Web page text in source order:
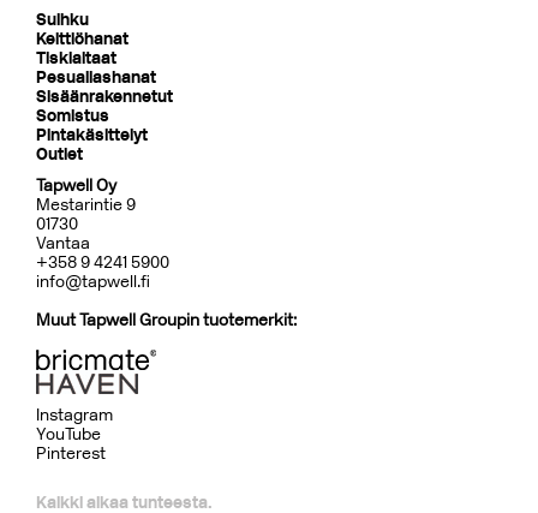
Suihku
Keittiöhanat
Tiskialtaat
Pesuallashanat
Sisäänrakennetut
Somistus
Pintakäsittelyt
Outlet
Tapwell Oy
Mestarintie 9
01730
Vantaa
+358 9 4241 5900
info@tapwell.fi
Muut Tapwell Groupin tuotemerkit:
Kaikki alkaa tunteesta.
Instagram
YouTube
Pinterest